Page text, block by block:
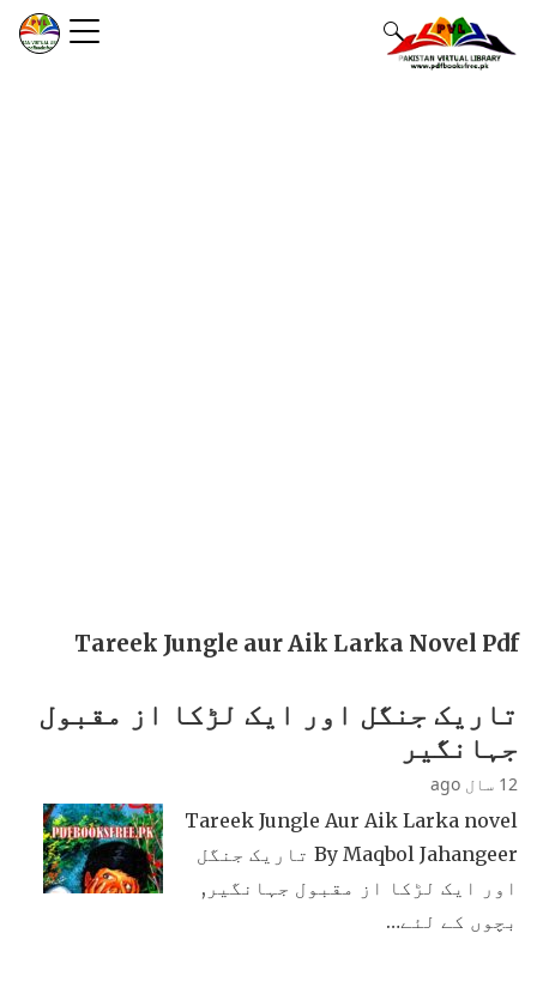
Tareek Jungle aur Aik Larka Novel Pdf
تاریک جنگل اور ایک لڑکا از مقبول
جہانگیر
12 سال ago
Tareek Jungle Aur Aik Larka novel
By Maqbol Jahangeer تاریک جنگل
اور ایک لڑکا از مقبول جہانگیر,
بچوں کے لئے…